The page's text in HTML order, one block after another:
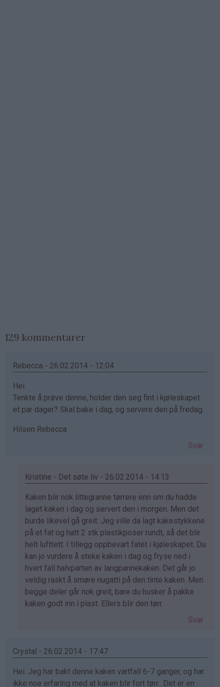
129 kommentarer
Rebecca - 26.02.2014 - 12:04
Hei.
Tenkte å prøve denne, holder den seg fint i kjøleskapet
et par dager? Skal bake i dag, og servere den på fredag.
Hilsen Rebecca
Svar
Kristine - Det søte liv - 26.02.2014 - 14:13
Som
svar
på
av
Rebecca
(ikke
bekreftet)
Kaken blir nok littegranne tørrere enn om du hadde
laget kaken i dag og servert den i morgen. Men det
burde likevel gå greit. Jeg ville da lagt kakestykkene
på et fat og hatt 2 stk plastikposer rundt, så det blir
helt lufttett. I tillegg oppbevart fatet i kjøleskapet. Du
kan jo vurdere å steke kaken i dag og fryse ned i
hvert fall halvparten av langpannekaken. Det går jo
veldig raskt å smøre nugatti på den tinte kaken. Men
begge deler går nok greit, bare du husker å pakke
kaken godt inn i plast. Ellers blir den tørr.
Svar
Crystal - 26.02.2014 - 17:47
Hei. Jeg har bakt denne kaken vartfall 6-7 ganger, og har
ikke noe erfaring med at kaken blir fort tørr.. Det er en